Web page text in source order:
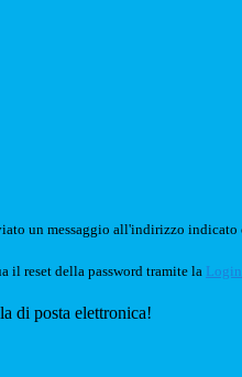
un messaggio all'indirizzo indicato
il reset della password tramite la
di posta elettronica!